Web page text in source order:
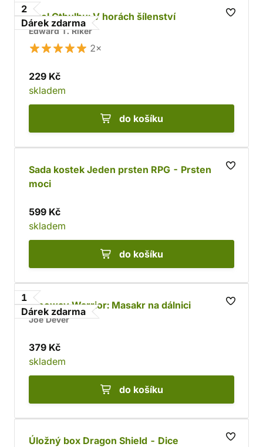
2
Dárek zdarma
Zvol Cthulhu: V horách šílenství
Edward T. Riker
2×
229 Kč
skladem
do košíku
Sada kostek Jeden prsten RPG - Prsten
moci
599 Kč
skladem
do košíku
1
Dárek zdarma
Freeway Warrior: Masakr na dálnici
Joe Dever
379 Kč
skladem
do košíku
Úložný box Dragon Shield - Dice